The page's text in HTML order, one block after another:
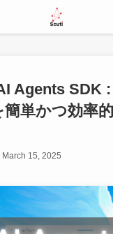
Agents SDK
簡単かつ効率
March 15, 2025